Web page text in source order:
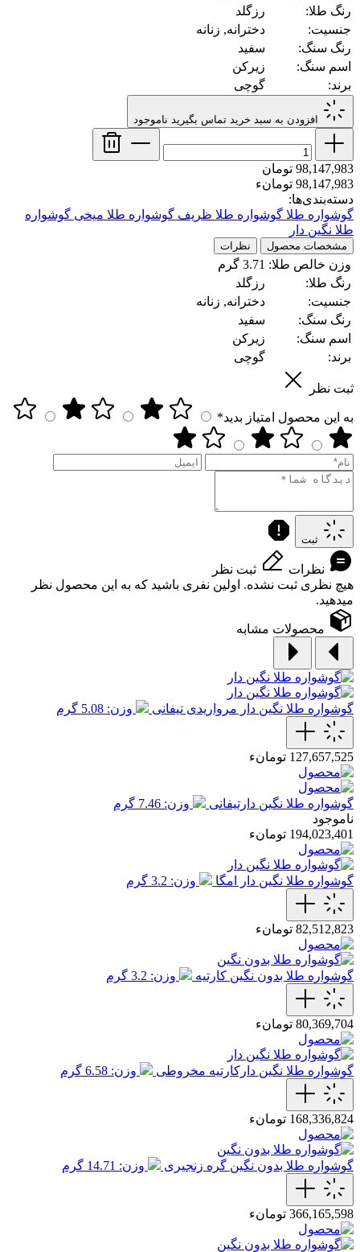
رنگ طلا:
رزگلد
جنسیت:
دخترانه, زنانه
رنگ سنگ:
سفید
اسم سنگ:
زیرکن
برند:
گوچی
افزودن به سبد خرید تماس بگیرید ناموجود
98,147,983 تومان
98,147,983 تومانء
دسته‌بندی‌ها:
گوشواره طلا گوشواره طلا ظریف گوشواره طلا میخی گوشواره
طلا نگین دار
مشخصات محصول نظرات
وزن خالص طلا: 3.71 گرم
رنگ طلا:
رزگلد
جنسیت:
دخترانه, زنانه
رنگ سنگ:
سفید
اسم سنگ:
زیرکن
برند:
گوچی
ثبت نظر
به این محصول امتیاز بدید*
ثبت
نظرات
ثبت نظر
هیچ نظری ثبت نشده. اولین نفری باشید که به این محصول نظر
میدهید.
محصولات مشابه
گوشواره طلا نگین دار مرواریدی تیفانی وزن: 5.08 گرم
127,657,525 تومانء
گوشواره طلا نگین دارتیفانی
وزن: 7.46 گرم
ناموجود
194,023,401 تومانء
گوشواره طلا نگین دار امگا وزن: 3.2 گرم
82,512,823 تومانء
گوشواره طلا بدون نگین کارتیه وزن: 3.2 گرم
80,369,704 تومانء
گوشواره طلا نگین دارکارتیه مخروطی وزن: 6.58 گرم
168,336,824 تومانء
گوشواره طلا بدون نگین گره زنجیری وزن: 14.71 گرم
366,165,598 تومانء